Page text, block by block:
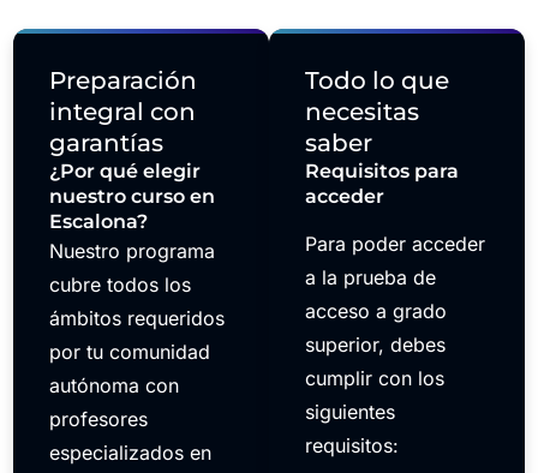
Preparación
integral con
garantías
¿Por qué elegir
nuestro curso en
Escalona?
Nuestro programa
cubre todos los
ámbitos requeridos
por tu comunidad
autónoma con
profesores
especializados en
Todo lo que
necesitas
saber
Requisitos para
acceder
Para poder acceder
a la prueba de
acceso a grado
superior, debes
cumplir con los
siguientes
requisitos: